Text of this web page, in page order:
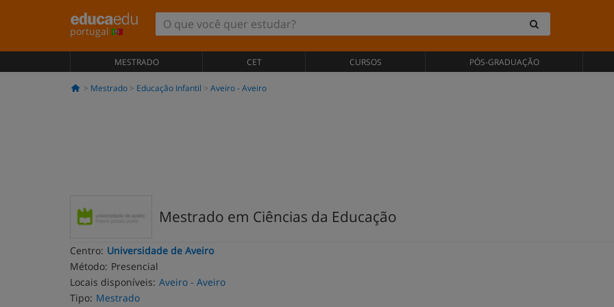
portugal
MESTRADO CET CURSOS PÓS-GRADUAÇÃO
Mestrado Educação Infantil Aveiro - Aveiro
Mestrado em Ciências da Educação
Centro: Universidade de Aveiro
Método: Presencial
Locais disponíveis: Aveiro - Aveiro
Tipo: Mestrado